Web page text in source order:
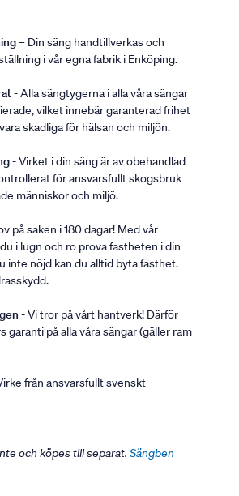
– Din säng handtillverkas och
i vår egna fabrik i Enköping.
- Alla sängtygerna i alla våra sängar
vilket innebär garanterad frihet
skadliga för hälsan och miljön.
- Virket i din säng är av obehandlad
för ansvarsfullt skogsbruk
människor och miljö.
på saken i 180 dagar! Med vår
i lugn och ro prova fastheten i din
inte nöjd kan du alltid byta fasthet.
- Vi tror på vårt hantverk! Därför
garanti på alla våra sängar (gäller ram
från ansvarsfullt svenskt
och köpes till separat. Sängben